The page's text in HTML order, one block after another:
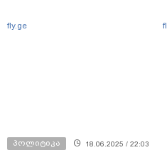
fly.ge
პოლიტიკა 18.06.2025 / 22:03